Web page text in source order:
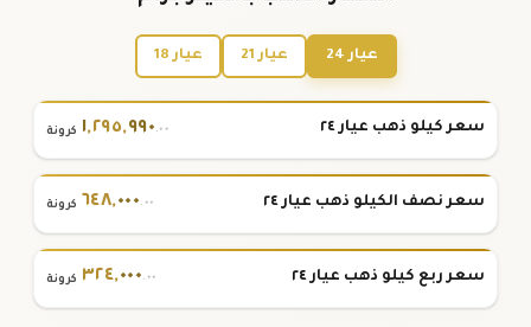
عيار 24 عيار 21 عيار 18
سعر كيلو ذهب عيار ٢٤ ١,٢٩٥,٩٩٠.٠٠ كرونة
سعر نصف الكيلو ذهب عيار ٢٤ ٦٤٨,٠٠٠.٠٠ كرونة
سعر ربع كيلو ذهب عيار ٢٤ ٣٢٤,٠٠٠.٠٠ كرونة